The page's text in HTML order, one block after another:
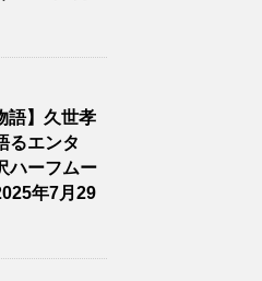
語】久世孝
るエンタ
ハーフムー
年7月29